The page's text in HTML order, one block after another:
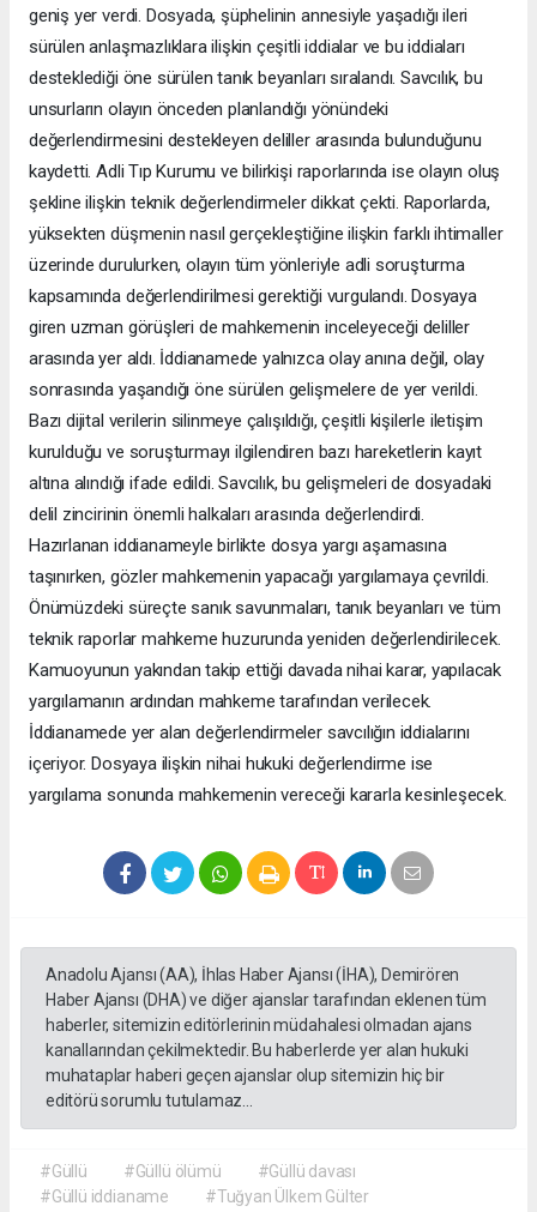
geniş yer verdi. Dosyada, şüphelinin annesiyle yaşadığı ileri
sürülen anlaşmazlıklara ilişkin çeşitli iddialar ve bu iddiaları
desteklediği öne sürülen tanık beyanları sıralandı. Savcılık, bu
unsurların olayın önceden planlandığı yönündeki
değerlendirmesini destekleyen deliller arasında bulunduğunu
kaydetti. Adli Tıp Kurumu ve bilirkişi raporlarında ise olayın oluş
şekline ilişkin teknik değerlendirmeler dikkat çekti. Raporlarda,
yüksekten düşmenin nasıl gerçekleştiğine ilişkin farklı ihtimaller
üzerinde durulurken, olayın tüm yönleriyle adli soruşturma
kapsamında değerlendirilmesi gerektiği vurgulandı. Dosyaya
giren uzman görüşleri de mahkemenin inceleyeceği deliller
arasında yer aldı. İddianamede yalnızca olay anına değil, olay
sonrasında yaşandığı öne sürülen gelişmelere de yer verildi.
Bazı dijital verilerin silinmeye çalışıldığı, çeşitli kişilerle iletişim
kurulduğu ve soruşturmayı ilgilendiren bazı hareketlerin kayıt
altına alındığı ifade edildi. Savcılık, bu gelişmeleri de dosyadaki
delil zincirinin önemli halkaları arasında değerlendirdi.
Hazırlanan iddianameyle birlikte dosya yargı aşamasına
taşınırken, gözler mahkemenin yapacağı yargılamaya çevrildi.
Önümüzdeki süreçte sanık savunmaları, tanık beyanları ve tüm
teknik raporlar mahkeme huzurunda yeniden değerlendirilecek.
Kamuoyunun yakından takip ettiği davada nihai karar, yapılacak
yargılamanın ardından mahkeme tarafından verilecek.
İddianamede yer alan değerlendirmeler savcılığın iddialarını
içeriyor. Dosyaya ilişkin nihai hukuki değerlendirme ise
yargılama sonunda mahkemenin vereceği kararla kesinleşecek.
Anadolu Ajansı (AA), İhlas Haber Ajansı (İHA), Demirören
Haber Ajansı (DHA) ve diğer ajanslar tarafından eklenen tüm
haberler, sitemizin editörlerinin müdahalesi olmadan ajans
kanallarından çekilmektedir. Bu haberlerde yer alan hukuki
muhataplar haberi geçen ajanslar olup sitemizin hiç bir
editörü sorumlu tutulamaz...
#Güllü #Güllü ölümü
#Güllü davası
#Güllü iddianame
#Tuğyan Ülkem Gülter